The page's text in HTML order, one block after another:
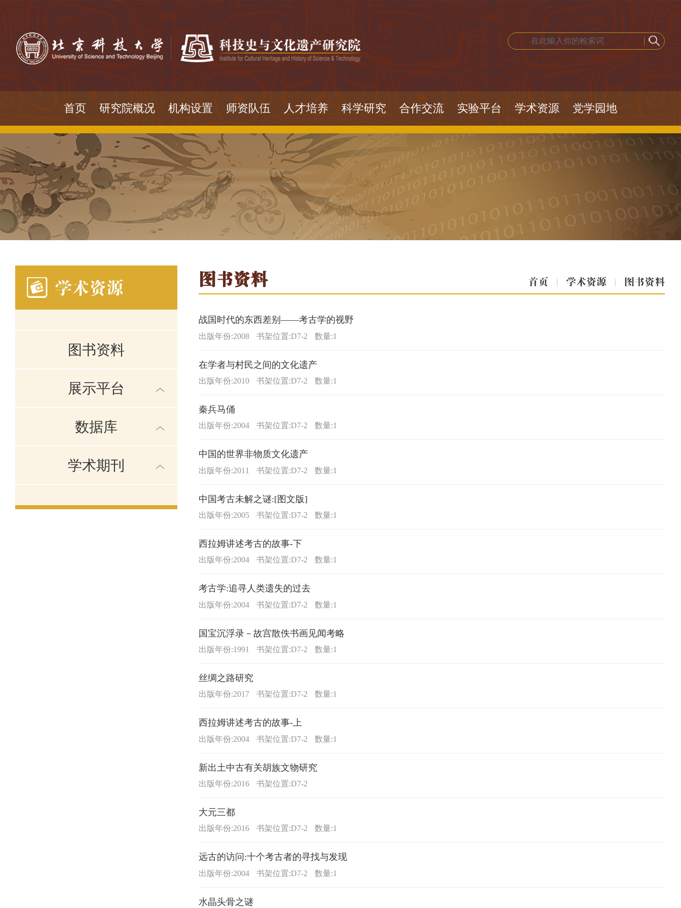
首页 研究院概况 机构设置 师资队伍 人才培养 科学研究 合作交流 实验平台 学术资源 党学园地
学术资源
图书资料
展示平台
数据库
学术期刊
首页 | 学术资源 | 图书资料
图书资料
战国时代的东西差别——考古学的视野
出版年份:2008 书架位置:D7-2 数量:1
在学者与村民之间的文化遗产
出版年份:2010 书架位置:D7-2 数量:1
秦兵马俑
出版年份:2004 书架位置:D7-2 数量:1
中国的世界非物质文化遗产
出版年份:2011 书架位置:D7-2 数量:1
中国考古未解之谜:[图文版]
出版年份:2005 书架位置:D7-2 数量:1
西拉姆讲述考古的故事-下
出版年份:2004 书架位置:D7-2 数量:1
考古学:追寻人类遗失的过去
出版年份:2004 书架位置:D7-2 数量:1
国宝沉浮录－故宫散佚书画见闻考略
出版年份:1991 书架位置:D7-2 数量:1
丝绸之路研究
出版年份:2017 书架位置:D7-2 数量:1
西拉姆讲述考古的故事-上
出版年份:2004 书架位置:D7-2 数量:1
新出土中古有关胡族文物研究
出版年份:2016 书架位置:D7-2
大元三都
出版年份:2016 书架位置:D7-2 数量:1
远古的访问:十个考古者的寻找与发现
出版年份:2004 书架位置:D7-2 数量:1
水晶头骨之谜